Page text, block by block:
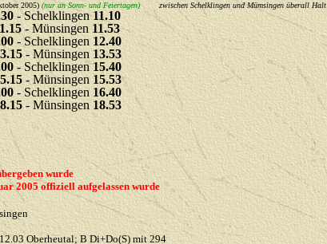
2005) (nur an Sonn- und Feiertagen) zwischen Schelklingen und Mümsingen überall Halt
- Schelklingen11.10
- Münsingen 11.53
- Schelklingen 12.40
- Münsingen 13.53
- Schelklingen15.40
- Münsingen 15.53
- Schelklingen 16.40
- Münsingen 18.53
wurde
2005 offiziell aufgelassen wurde
Oberheutal; B Di+Do(S) mit 294